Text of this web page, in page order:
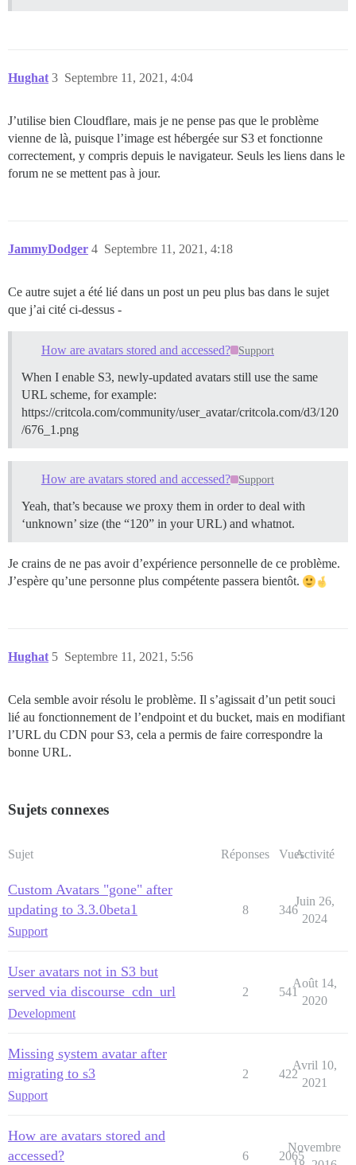
Hughat Septembre 11, 2021, 4:04
3
J’utilise bien Cloudflare, mais je ne pense pas que le problème
vienne de là, puisque l’image est hébergée sur S3 et fonctionne
correctement, y compris depuis le navigateur. Seuls les liens dans le
forum ne se mettent pas à jour.
JammyDodger Septembre 11, 2021, 4:18
4
Ce autre sujet a été lié dans un post un peu plus bas dans le sujet
que j’ai cité ci-dessus -
How are avatars stored and accessed? Support
When I enable S3, newly-updated avatars still use the same
URL scheme, for example:
https://critcola.com/community/user_avatar/critcola.com/d3/120
/676_1.png
How are avatars stored and accessed? Support
Yeah, that’s because we proxy them in order to deal with
‘unknown’ size (the “120” in your URL) and whatnot.
Je crains de ne pas avoir d’expérience personnelle de ce problème.
J’espère qu’une personne plus compétente passera bientôt.
Hughat Septembre 11, 2021, 5:56
5
Cela semble avoir résolu le problème. Il s’agissait d’un petit souci
lié au fonctionnement de l’endpoint et du bucket, mais en modifiant
l’URL du CDN pour S3, cela a permis de faire correspondre la
bonne URL.
Sujets connexes
Sujet Réponses VuesActivité
Custom Avatars "gone" after
updating to 3.3.0beta1
Support
8 346
Juin 26,
2024
User avatars not in S3 but
served via discourse_cdn_url
Development
2 541
Août 14,
2020
Missing system avatar after
migrating to s3
Support
2 422
Avril 10,
2021
How are avatars stored and
accessed?
6 2065
Novembre